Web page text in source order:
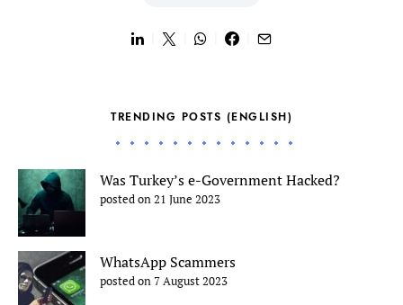
TRENDING POSTS (ENGLISH)
Was Turkey’s e-Government Hacked?
posted on 21 June 2023
WhatsApp Scammers
posted on 7 August 2023